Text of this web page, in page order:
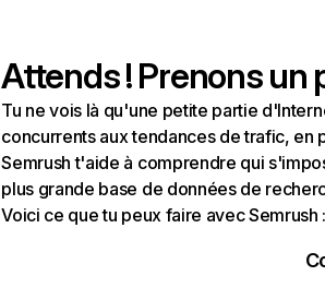
Attends ! Prenons un
Tu ne vois là qu'une petite partie
concurrents aux tendances de trafic, en
Semrush t'aide à comprendre qui
plus grande base de données de
Voici ce que tu peux faire avec Semrush